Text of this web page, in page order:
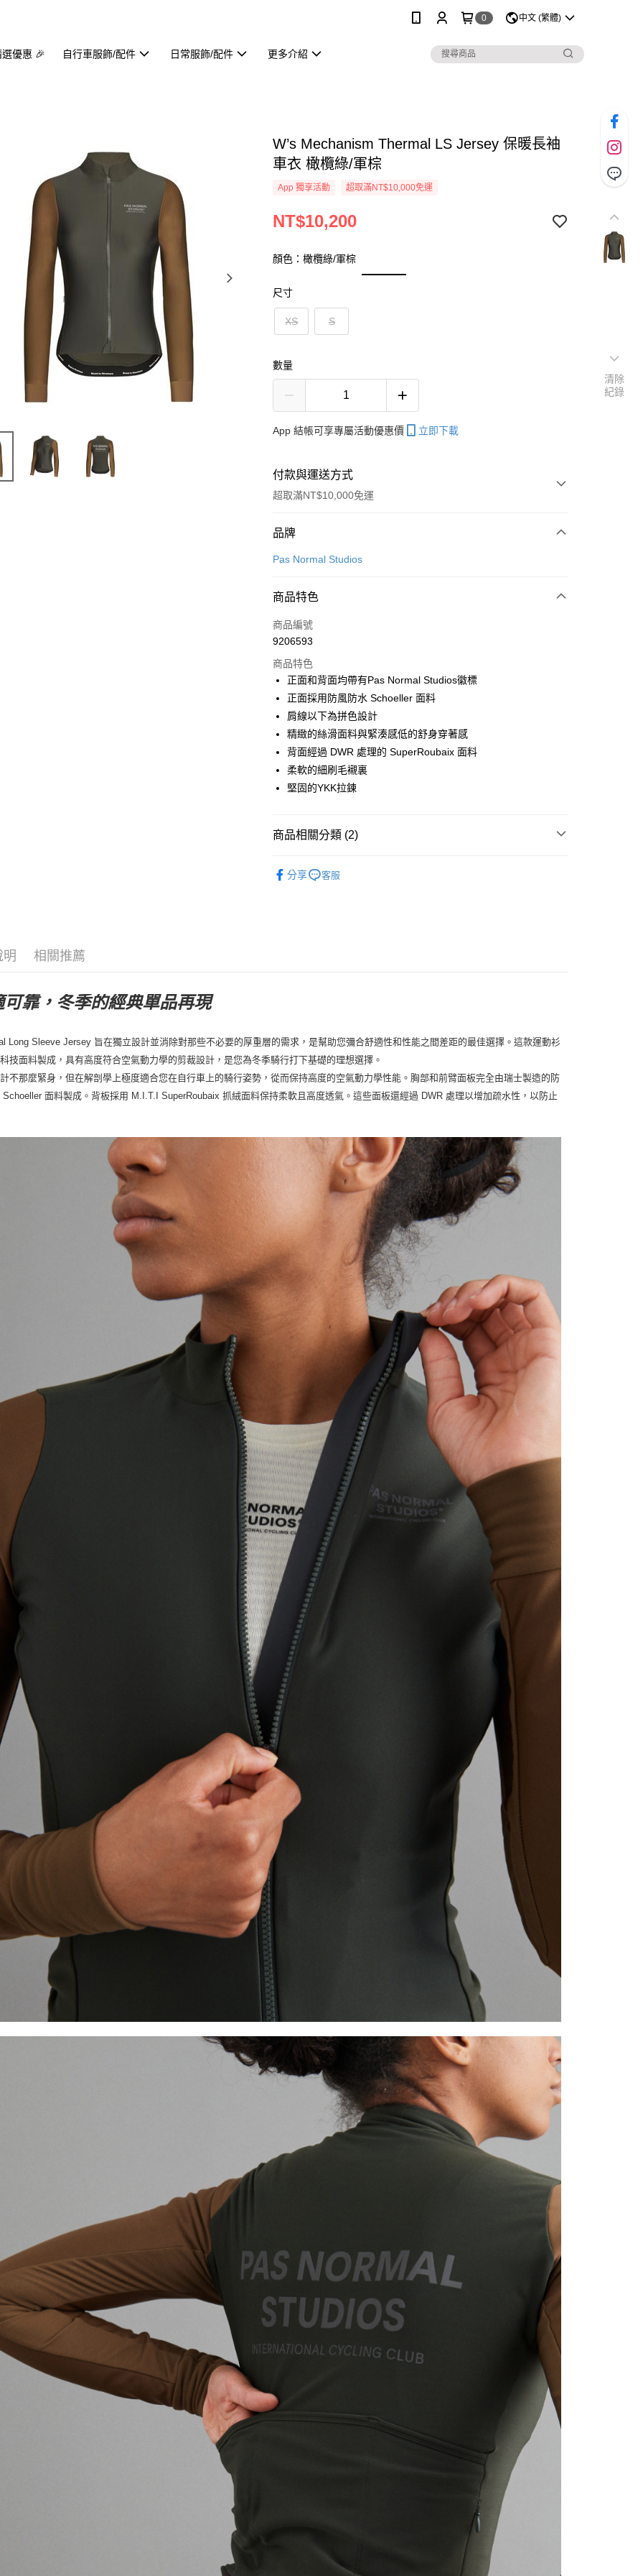
0 中文 (繁體)
優惠 🎉 自行車服飾/配件 日常服飾/配件 更多介紹
W’s Mechanism Thermal LS Jersey 保暖長袖
車衣 橄欖綠/軍棕
App 獨享活動 超取滿NT$10,000免運
NT$10,200
顏色：橄欖綠/軍棕
尺寸
XS S
數量
App 結帳可享專屬活動優惠價 立即下載
付款與運送方式
超取滿NT$10,000免運
付款方式
信用卡一次付款
Apple Pay
Google Pay
運送方式
全家店到店
每筆NT$80，滿NT$10,000(含以上)免運費
付款後全家取貨
7-11店到店
付款後7-11取貨
品牌
Pas Normal Studios
商品特色
商品編號
9206593
商品特色
正面和背面均帶有Pas Normal Studios徽標
正面採用防風防水 Schoeller 面料
肩線以下為拼色設計
精緻的絲滑面料與緊湊感低的舒身穿著感
背面經過 DWR 處理的 SuperRoubaix 面料
柔軟的細刷毛襯裏
堅固的YKK拉鍊
商品相關分類 (2)
分享 客服
明 相關推薦
靠，冬季的經典單品再現
Long Sleeve Jersey 旨在獨立設計並消除對那些不必要的厚重層的需求，是幫助您彌合舒適性和性能之間差距的最佳選擇。這款運動衫
技面料製成，具有高度符合空氣動力學的剪裁設計，是您為冬季騎行打下基礎的理想選擇。
不那麼緊身，但在解剖學上極度適合您在自行車上的騎行姿勢，從而保持高度的空氣動力學性能。胸部和前臂面板完全由瑞士製造的防
Schoeller 面料製成。背板採用 M.I.T.I SuperRoubaix 抓絨面料保持柔軟且高度透氣。這些面板還經過 DWR 處理以增加疏水性，以防止
清除
紀錄